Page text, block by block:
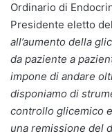
Ordinario di
Presidente eletto
all’aumento della
da paziente a
impone di andare
disponiamo di
controllo glicemico
una remissione del